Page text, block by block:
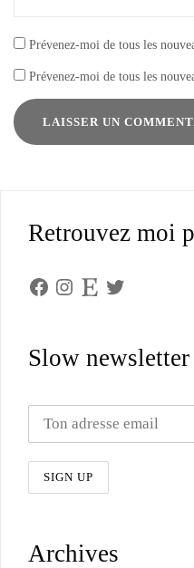
Prévenez-moi de tous les
Prévenez-moi de tous les
Retrouvez moi
Facebook
Instagram
Etsy Twitter
Slow
Archives